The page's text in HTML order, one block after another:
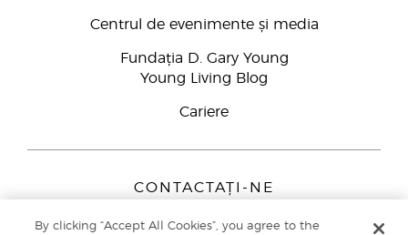
Centrul de evenimente și media
Fundația D. Gary Young
Young Living Blog
Cariere
CONTACTAȚI-NE
By clicking “Accept All Cookies”, you agree to the